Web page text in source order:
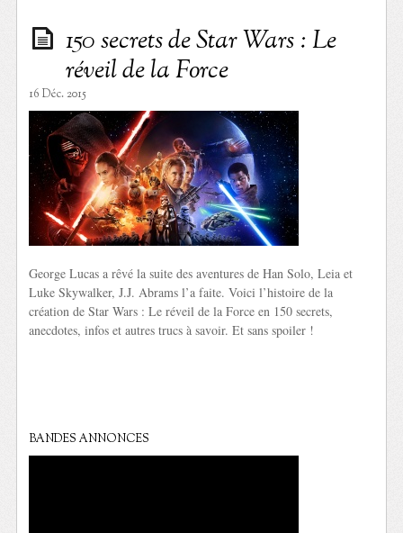
150 secrets de Star Wars : Le
réveil de la Force
16 Déc. 2015
George Lucas a rêvé la suite des aventures de Han Solo, Leia et
Luke Skywalker, J.J. Abrams l’a faite. Voici l’histoire de la
création de Star Wars : Le réveil de la Force en 150 secrets,
anecdotes, infos et autres trucs à savoir. Et sans spoiler !
BANDES ANNONCES